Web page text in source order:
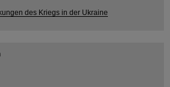
des Kriegs in der Ukraine